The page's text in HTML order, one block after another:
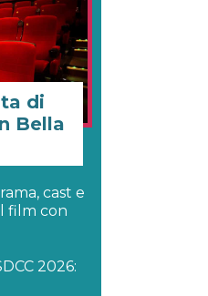
di
Bella
cast e
film con
2026: